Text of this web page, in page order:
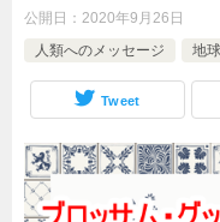
公開日： 2020年9月26日
人類へのメッセージ
地
Tweet